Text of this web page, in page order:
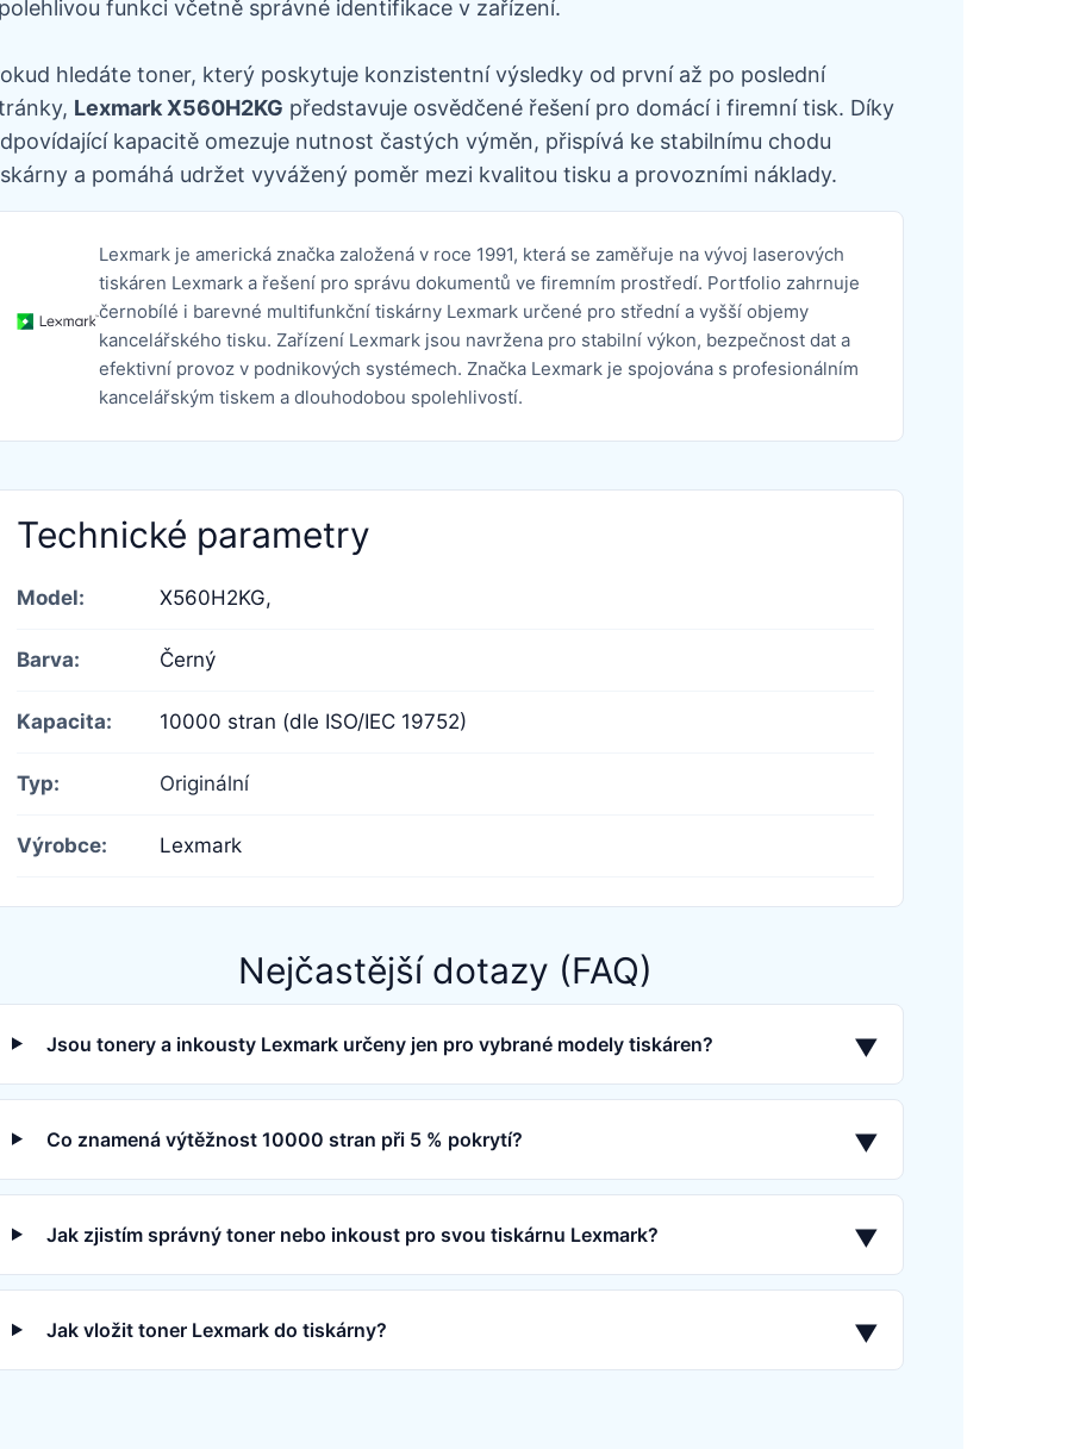
funkci včetně správné identifikace v zařízení.
hledáte toner, který poskytuje konzistentní výsledky od první až po poslední
Lexmark X560H2KG představuje osvědčené řešení pro domácí i firemní tisk. Díky
kapacitě omezuje nutnost častých výměn, přispívá ke stabilnímu chodu
a pomáhá udržet vyvážený poměr mezi kvalitou tisku a provozními náklady.
Lexmark je americká značka založená v roce 1991, která se zaměřuje na vývoj laserových
tiskáren Lexmark a řešení pro správu dokumentů ve firemním prostředí. Portfolio zahrnuje
černobílé i barevné multifunkční tiskárny Lexmark určené pro střední a vyšší objemy
kancelářského tisku. Zařízení Lexmark jsou navržena pro stabilní výkon, bezpečnost dat a
efektivní provoz v podnikových systémech. Značka Lexmark je spojována s profesionálním
kancelářským tiskem a dlouhodobou spolehlivostí.
Technické parametry
Model: X560H2KG,
Barva: Černý
Kapacita: 10000 stran (dle ISO/IEC 19752)
Typ: Originální
Výrobce: Lexmark
Nejčastější dotazy (FAQ)
Jsou tonery a inkousty Lexmark určeny jen pro vybrané modely tiskáren? ▼
Co znamená výtěžnost 10000 stran při 5 % pokrytí? ▼
Jak zjistím správný toner nebo inkoust pro svou tiskárnu Lexmark? ▼
Jak vložit toner Lexmark do tiskárny? ▼